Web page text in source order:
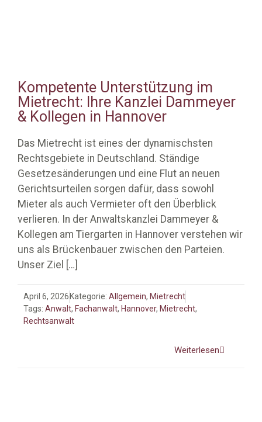
Kompetente Unterstützung im
Mietrecht: Ihre Kanzlei Dammeyer
& Kollegen in Hannover
Das Mietrecht ist eines der dynamischsten
Rechtsgebiete in Deutschland. Ständige
Gesetzesänderungen und eine Flut an neuen
Gerichtsurteilen sorgen dafür, dass sowohl
Mieter als auch Vermieter oft den Überblick
verlieren. In der Anwaltskanzlei Dammeyer &
Kollegen am Tiergarten in Hannover verstehen wir
uns als Brückenbauer zwischen den Parteien.
Unser Ziel […]
April 6, 2026 Kategorie: Allgemein, Mietrecht
Tags: Anwalt, Fachanwalt, Hannover, Mietrecht,
Rechtsanwalt
Weiterlesen